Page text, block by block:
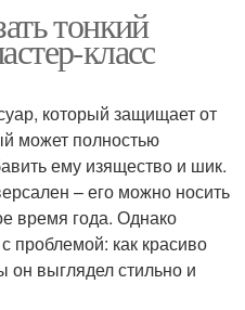
тонкий
класс
который защищает от
может полностью
ему изящество и шик.
– его можно носить
время года. Однако
проблемой: как красиво
он выглядел стильно и